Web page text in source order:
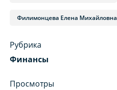
Филимонцева Елена Михайловна
Рубрика
Финансы
Просмотры